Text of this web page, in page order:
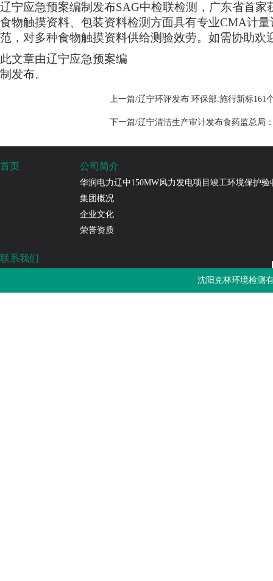
辽宁应急预案编制发布SAG中检联检测，广东省首
食物触摸资料、包装资料检测方面具有专业CMA计
范，对多种食物触摸资料供给测验效劳。如需协助欢
此文章由辽宁应急预案编
制发布。
上一篇/辽宁环评发布 环保部:施行新标161
下一篇/辽宁清洁生产审计发布食药监总局
首页 公司简介
华润电力辽中150MW风力发电项目竣工环境保护验
集团概况
企业文化
荣誉资质
联系我们
免费热线：4000-787-252
沈阳克林环境检测